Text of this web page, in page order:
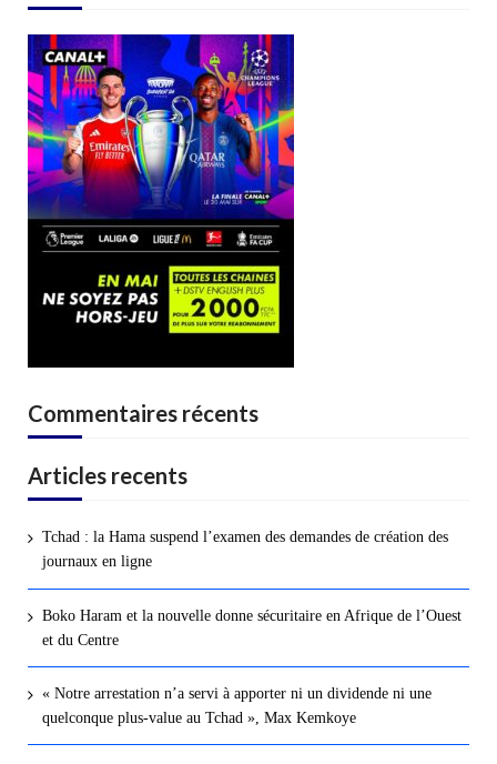
Commentaires récents
Articles recents
Tchad : la Hama suspend l’examen des demandes de création des
journaux en ligne
Boko Haram et la nouvelle donne sécuritaire en Afrique de l’Ouest
et du Centre
« Notre arrestation n’a servi à apporter ni un dividende ni une
quelconque plus-value au Tchad », Max Kemkoye